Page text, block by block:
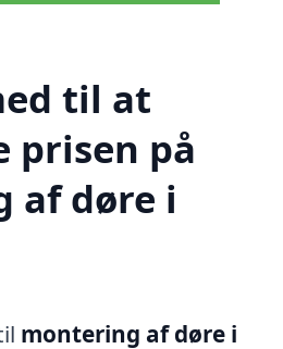
til at
prisen på
af døre i
montering af døre i